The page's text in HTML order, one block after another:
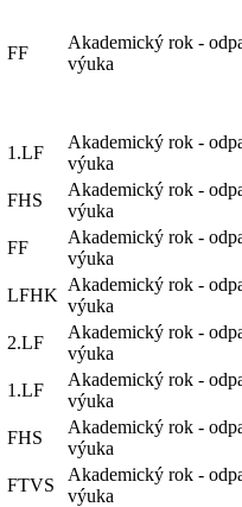
FF
Akademický rok -
výuka
1.LF
Akademický rok -
výuka
FHS
Akademický rok -
výuka
FF
Akademický rok -
výuka
LFHK
Akademický rok -
výuka
2.LF
Akademický rok -
výuka
1.LF
Akademický rok -
výuka
FHS
Akademický rok -
výuka
FTVS
Akademický rok -
výuka